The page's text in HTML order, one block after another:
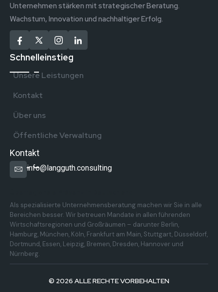
Unternehmen stärken mit strategischer Beratung.
Wachstum, Innovation und nachhaltiger Erfolg.
Schnelleinstieg
Unsere Leistungen
Kontakt
Über uns
Öffentliche Verwaltung
Kontakt
info@langguth.consulting
Als spezialisierte Unternehmensberatung machen wir Sie in alle
Bereichen besser. Wir betreuen Mandate in allen führenden
Wirtschaftsregionen und Großräumen – darunter Berlin,
Hamburg, München, Köln, Frankfurt am Main, Stuttgart, Düsseldorf,
Dortmund, Essen, Leipzig, Bremen, Dresden, Hannover und
Nürnberg.
© 2026 ALLE RECHTE VORBEHALTEN